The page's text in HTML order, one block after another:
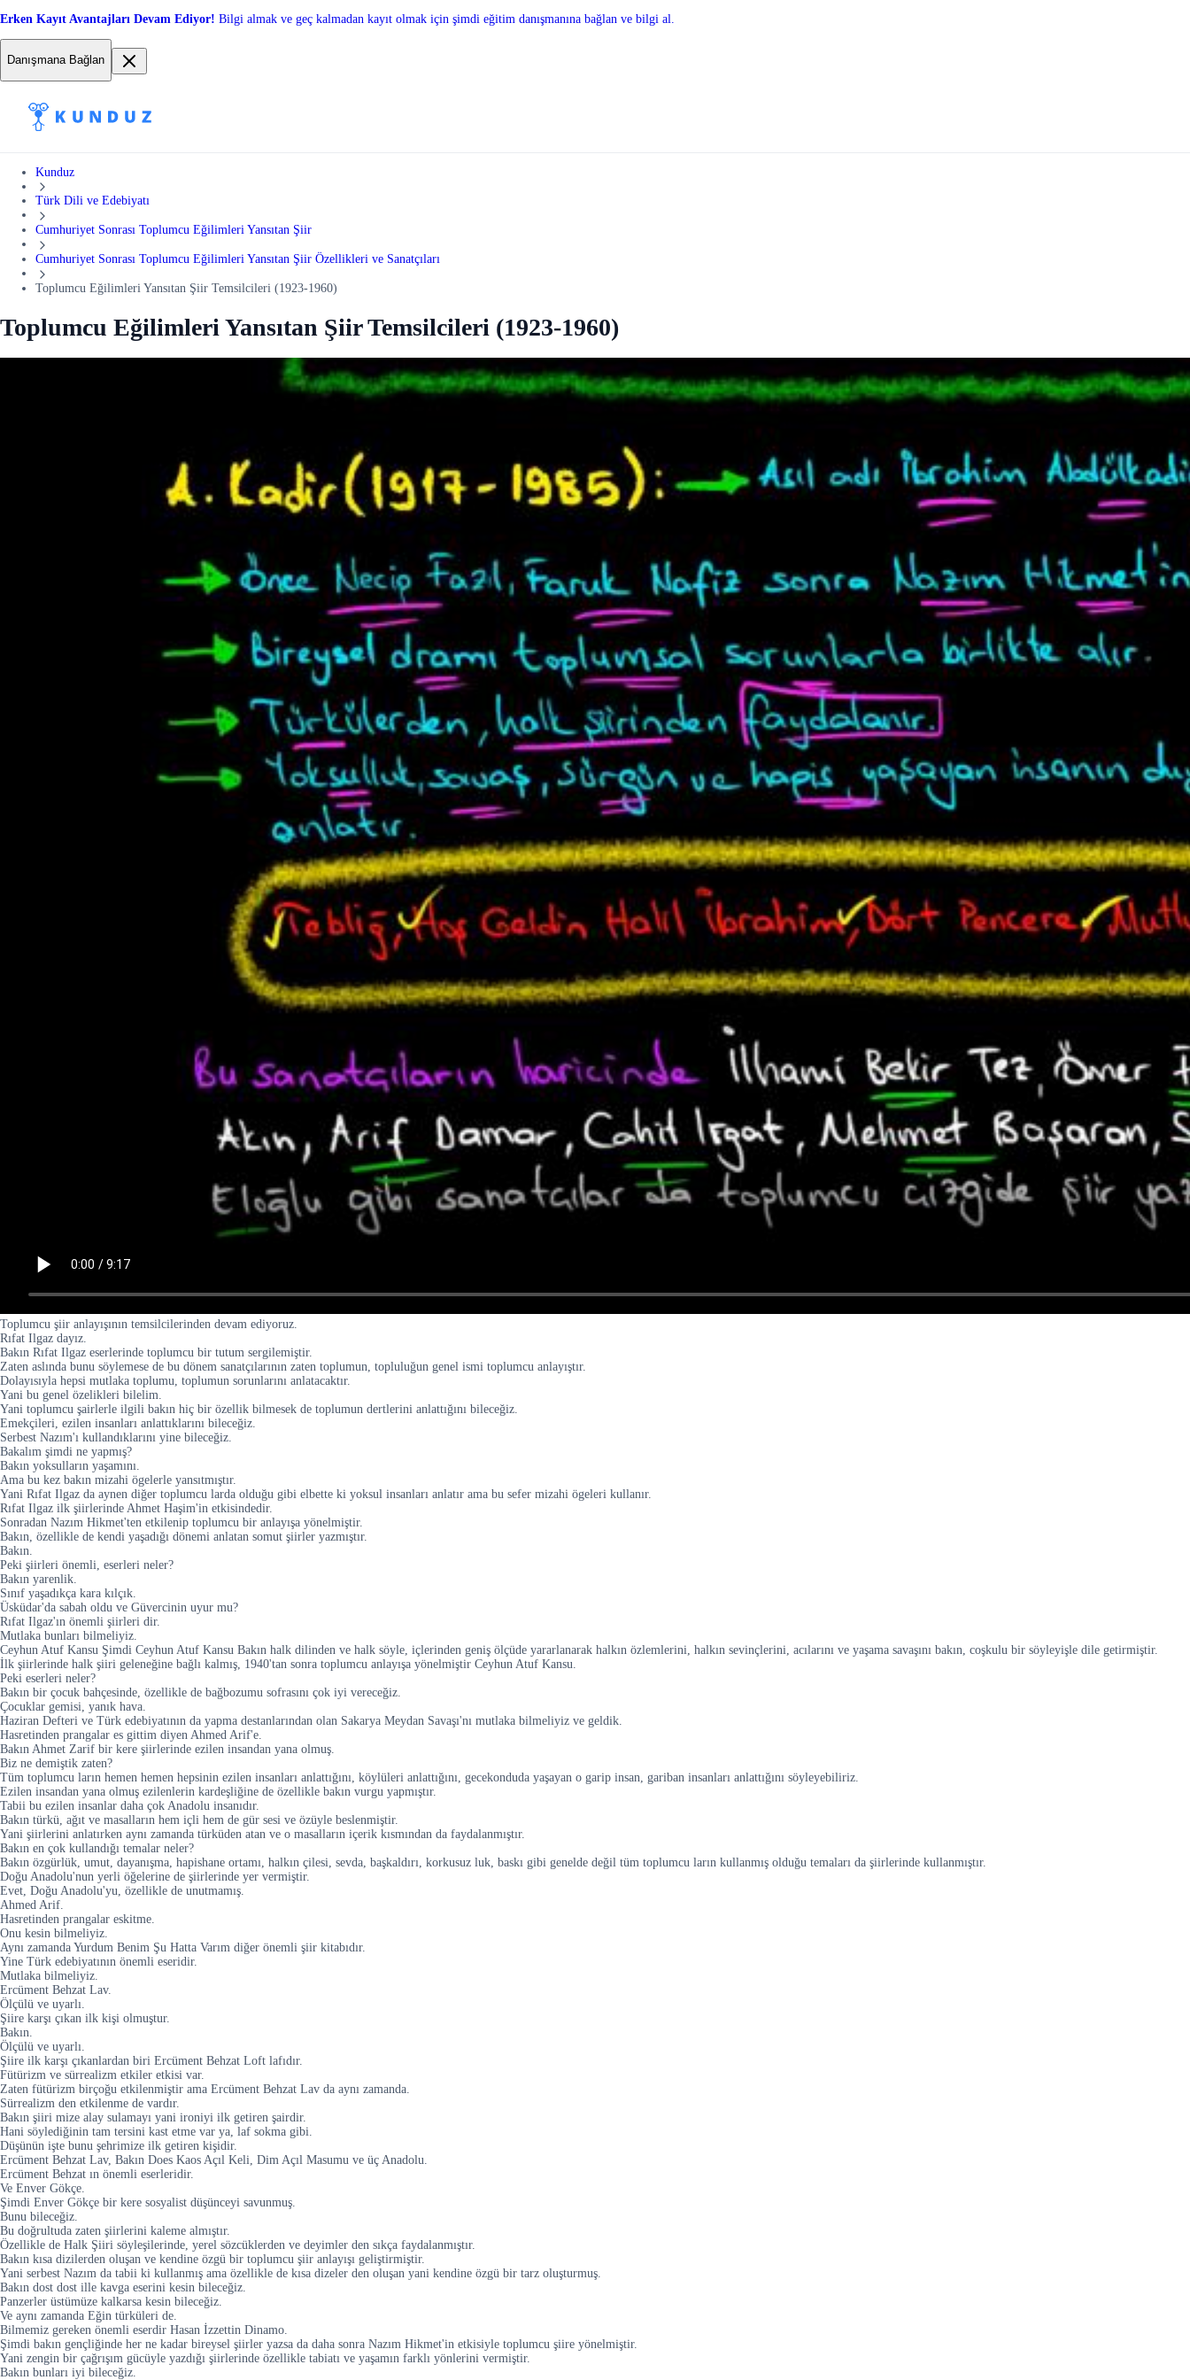
Erken Kayıt Avantajları Devam Ediyor! Bilgi almak ve geç kalmadan kayıt olmak için şimdi eğitim danışmanına bağlan ve bilgi al.
Danışmana Bağlan
Kunduz
Türk Dili ve Edebiyatı
Cumhuriyet Sonrası Toplumcu Eğilimleri Yansıtan Şiir
Cumhuriyet Sonrası Toplumcu Eğilimleri Yansıtan Şiir Özellikleri ve Sanatçıları
Toplumcu Eğilimleri Yansıtan Şiir Temsilcileri (1923-1960)
Toplumcu Eğilimleri Yansıtan Şiir Temsilcileri (1923-1960)
Toplumcu şiir anlayışının temsilcilerinden devam ediyoruz.
Rıfat Ilgaz dayız.
Bakın Rıfat Ilgaz eserlerinde toplumcu bir tutum sergilemiştir.
Zaten aslında bunu söylemese de bu dönem sanatçılarının zaten toplumun, topluluğun genel ismi toplumcu anlayıştır.
Dolayısıyla hepsi mutlaka toplumu, toplumun sorunlarını anlatacaktır.
Yani bu genel özelikleri bilelim.
Yani toplumcu şairlerle ilgili bakın hiç bir özellik bilmesek de toplumun dertlerini anlattığını bileceğiz.
Emekçileri, ezilen insanları anlattıklarını bileceğiz.
Serbest Nazım'ı kullandıklarını yine bileceğiz.
Bakalım şimdi ne yapmış?
Bakın yoksulların yaşamını.
Ama bu kez bakın mizahi ögelerle yansıtmıştır.
Yani Rıfat Ilgaz da aynen diğer toplumcu larda olduğu gibi elbette ki yoksul insanları anlatır ama bu sefer mizahi ögeleri kullanır.
Rıfat Ilgaz ilk şiirlerinde Ahmet Haşim'in etkisindedir.
Sonradan Nazım Hikmet'ten etkilenip toplumcu bir anlayışa yönelmiştir.
Bakın, özellikle de kendi yaşadığı dönemi anlatan somut şiirler yazmıştır.
Bakın.
Peki şiirleri önemli, eserleri neler?
Bakın yarenlik.
Sınıf yaşadıkça kara kılçık.
Üsküdar'da sabah oldu ve Güvercinin uyur mu?
Rıfat Ilgaz'ın önemli şiirleri dir.
Mutlaka bunları bilmeliyiz.
Ceyhun Atuf Kansu Şimdi Ceyhun Atuf Kansu Bakın halk dilinden ve halk söyle, içlerinden geniş ölçüde yararlanarak halkın özlemlerini, halkın sevinçlerini, acılarını ve yaşama savaşını bakın, coşkulu bir söyleyişle dile getirmiştir.
İlk şiirlerinde halk şiiri geleneğine bağlı kalmış, 1940'tan sonra toplumcu anlayışa yönelmiştir Ceyhun Atuf Kansu.
Peki eserleri neler?
Bakın bir çocuk bahçesinde, özellikle de bağbozumu sofrasını çok iyi vereceğiz.
Çocuklar gemisi, yanık hava.
Haziran Defteri ve Türk edebiyatının da yapma destanlarından olan Sakarya Meydan Savaşı'nı mutlaka bilmeliyiz ve geldik.
Hasretinden prangalar es gittim diyen Ahmed Arif'e.
Bakın Ahmet Zarif bir kere şiirlerinde ezilen insandan yana olmuş.
Biz ne demiştik zaten?
Tüm toplumcu ların hemen hemen hepsinin ezilen insanları anlattığını, köylüleri anlattığını, gecekonduda yaşayan o garip insan, gariban insanları anlattığını söyleyebiliriz.
Ezilen insandan yana olmuş ezilenlerin kardeşliğine de özellikle bakın vurgu yapmıştır.
Tabii bu ezilen insanlar daha çok Anadolu insanıdır.
Bakın türkü, ağıt ve masalların hem içli hem de gür sesi ve özüyle beslenmiştir.
Yani şiirlerini anlatırken aynı zamanda türküden atan ve o masalların içerik kısmından da faydalanmıştır.
Bakın en çok kullandığı temalar neler?
Bakın özgürlük, umut, dayanışma, hapishane ortamı, halkın çilesi, sevda, başkaldırı, korkusuz luk, baskı gibi genelde değil tüm toplumcu ların kullanmış olduğu temaları da şiirlerinde kullanmıştır.
Doğu Anadolu'nun yerli öğelerine de şiirlerinde yer vermiştir.
Evet, Doğu Anadolu'yu, özellikle de unutmamış.
Ahmed Arif.
Hasretinden prangalar eskitme.
Onu kesin bilmeliyiz.
Aynı zamanda Yurdum Benim Şu Hatta Varım diğer önemli şiir kitabıdır.
Yine Türk edebiyatının önemli eseridir.
Mutlaka bilmeliyiz.
Ercüment Behzat Lav.
Ölçülü ve uyarlı.
Şiire karşı çıkan ilk kişi olmuştur.
Bakın.
Ölçülü ve uyarlı.
Şiire ilk karşı çıkanlardan biri Ercüment Behzat Loft lafıdır.
Fütürizm ve sürrealizm etkiler etkisi var.
Zaten fütürizm birçoğu etkilenmiştir ama Ercüment Behzat Lav da aynı zamanda.
Sürrealizm den etkilenme de vardır.
Bakın şiiri mize alay sulamayı yani ironiyi ilk getiren şairdir.
Hani söylediğinin tam tersini kast etme var ya, laf sokma gibi.
Düşünün işte bunu şehrimize ilk getiren kişidir.
Ercüment Behzat Lav, Bakın Does Kaos Açıl Keli, Dim Açıl Masumu ve üç Anadolu.
Ercüment Behzat ın önemli eserleridir.
Ve Enver Gökçe.
Şimdi Enver Gökçe bir kere sosyalist düşünceyi savunmuş.
Bunu bileceğiz.
Bu doğrultuda zaten şiirlerini kaleme almıştır.
Özellikle de Halk Şiiri söyleşilerinde, yerel sözcüklerden ve deyimler den sıkça faydalanmıştır.
Bakın kısa dizilerden oluşan ve kendine özgü bir toplumcu şiir anlayışı geliştirmiştir.
Yani serbest Nazım da tabii ki kullanmış ama özellikle de kısa dizeler den oluşan yani kendine özgü bir tarz oluşturmuş.
Bakın dost dost ille kavga eserini kesin bileceğiz.
Panzerler üstümüze kalkarsa kesin bileceğiz.
Ve aynı zamanda Eğin türküleri de.
Bilmemiz gereken önemli eserdir Hasan İzzettin Dinamo.
Şimdi bakın gençliğinde her ne kadar bireysel şiirler yazsa da daha sonra Nazım Hikmet'in etkisiyle toplumcu şiire yönelmiştir.
Yani zengin bir çağrışım gücüyle yazdığı şiirlerinde özellikle tabiatı ve yaşamın farklı yönlerini vermiştir.
Bakın bunları iyi bileceğiz.